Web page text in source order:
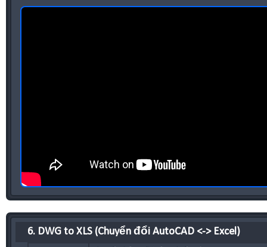
6. DWG to XLS (Chuyển đổi AutoCAD <-> Excel)